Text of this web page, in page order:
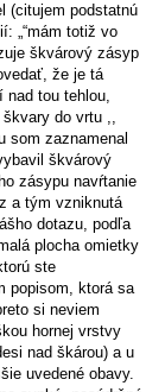
(citujem podstatnú
„“mám totiž vo
škvárový zásyp
že je tá
tou tehlou,
do vrtu ,,
som zaznamenal
škvárový
zásypu navŕtanie
a tým vzniknutá
dotazu, podľa
plocha omietky
ste
popisom, ktorá sa
si neviem
hornej vrstvy
nad škárou) a u
uvedené obavy.